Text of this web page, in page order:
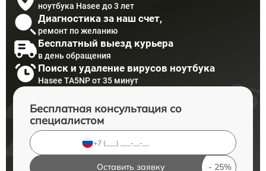
ноутбука Hasee до 3 лет
Диагностика за наш счет,
ремонт по желанию
Бесплатный выезд курьера
в день обращения
Поиск и удаление вирусов ноутбука
Hasee TA5NP от 35 минут
Бесплатная консультация со
специалистом
Оставить заявку